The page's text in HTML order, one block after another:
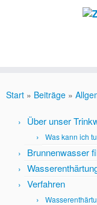
Start » Beiträge »
Über unser
Was kann ich
Brunnenwasser
Verfahren